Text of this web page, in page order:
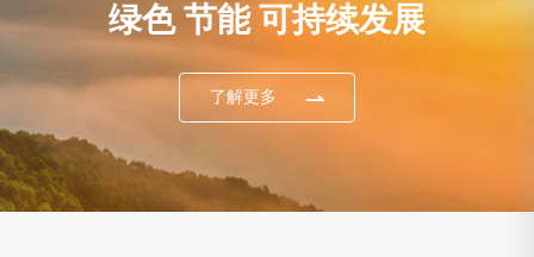
绿色 节能 可持续发展
了解更多